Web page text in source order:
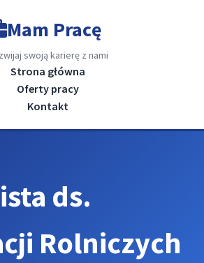
Mam Pracę
swoją karierę z nami
Strona główna
Oferty pracy
Kontakt
ds.
Rolniczych